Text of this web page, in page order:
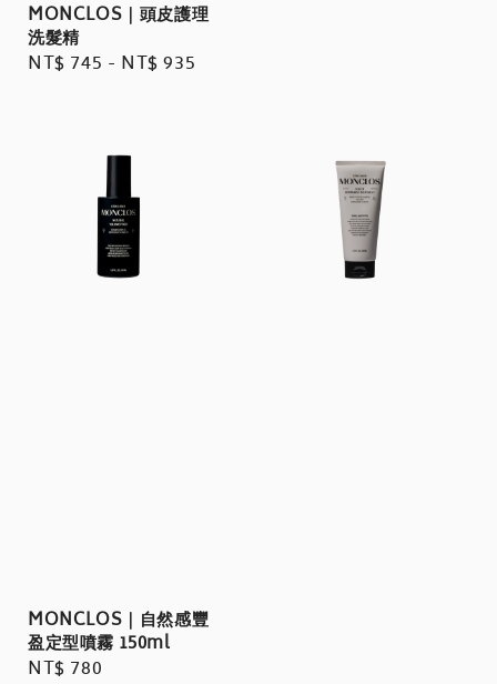
MONCLOS｜頭皮護理
洗髮精
Regular
NT$ 745 - NT$ 935
MONCLOS｜自然感豐
盈定型噴霧 150ml
Regular
NT$ 780